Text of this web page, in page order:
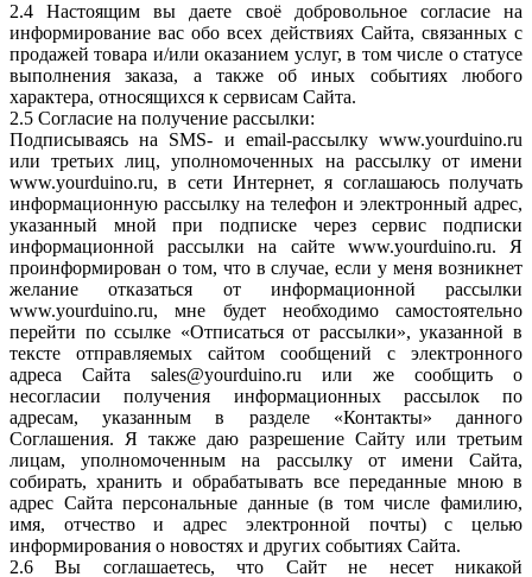
2.4 Настоящим вы даете своё добровольное согласие на
информирование вас обо всех действиях Сайта, связанных с
продажей товара и/или оказанием услуг, в том числе о статусе
выполнения заказа, а также об иных событиях любого
характера, относящихся к сервисам Сайта.
2.5 Согласие на получение рассылки:
Подписываясь на SMS- и email-рассылку www.yourduino.ru
или третьих лиц, уполномоченных на рассылку от имени
www.yourduino.ru, в сети Интернет, я соглашаюсь получать
информационную рассылку на телефон и электронный адрес,
указанный мной при подписке через сервис подписки
информационной рассылки на сайте www.yourduino.ru. Я
проинформирован о том, что в случае, если у меня возникнет
желание отказаться от информационной рассылки
www.yourduino.ru, мне будет необходимо самостоятельно
перейти по ссылке «Отписаться от рассылки», указанной в
тексте отправляемых сайтом сообщений с электронного
адреса Сайта sales@yourduino.ru или же сообщить о
несогласии получения информационных рассылок по
адресам, указанным в разделе «Контакты» данного
Соглашения. Я также даю разрешение Сайту или третьим
лицам, уполномоченным на рассылку от имени Сайта,
собирать, хранить и обрабатывать все переданные мною в
адрес Сайта персональные данные (в том числе фамилию,
имя, отчество и адрес электронной почты) с целью
информирования о новостях и других событиях Сайта.
2.6 Вы соглашаетесь, что Сайт не несет никакой